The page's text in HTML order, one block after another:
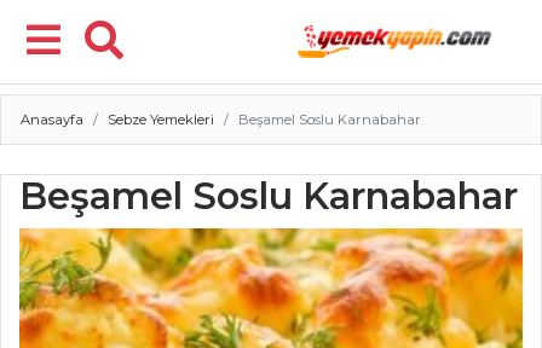
Menü
Anasayfa Sebze Yemekleri Beşamel Soslu Karnabahar
Beşamel Soslu Karnabahar